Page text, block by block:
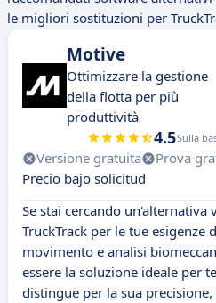
le migliori sostituzioni per
Motive
Ottimizzare la gestione
della flotta per più
produttività
4.5Sulla
Versione gratuita Prova
Precio bajo solicitud
Se stai cercando un'alternativa
TruckTrack per le tue esigenze
movimento e analisi
essere la soluzione ideale per
distingue per la sua